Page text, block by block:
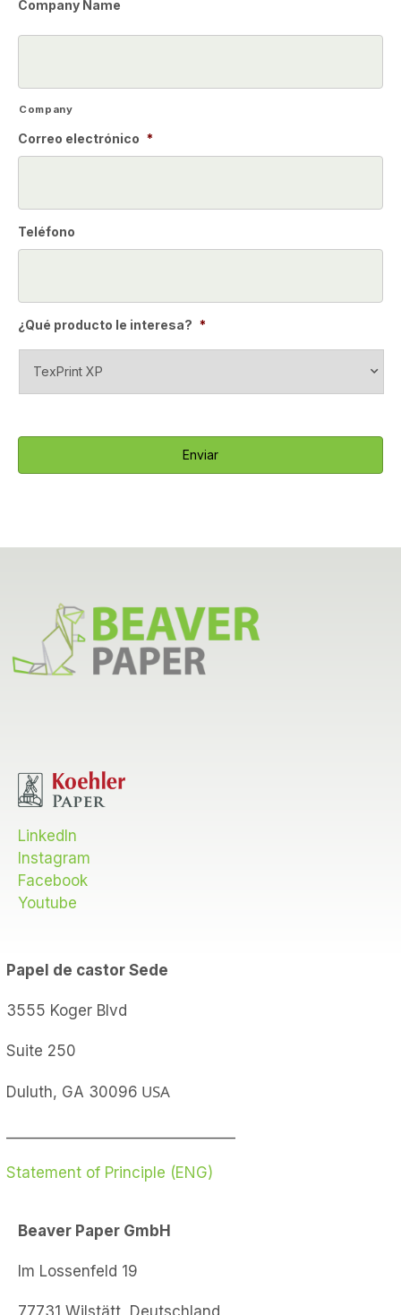
Company Name
Company
Correo electrónico *
Teléfono
¿Qué producto le interesa? *
T
LinkedIn
Instagram
Facebook
Youtube
Papel de castor Sede
3555 Koger Blvd
Suite 250
Duluth, GA 30096 USA
Statement of Principle (ENG)
Beaver Paper GmbH
Im Lossenfeld 19